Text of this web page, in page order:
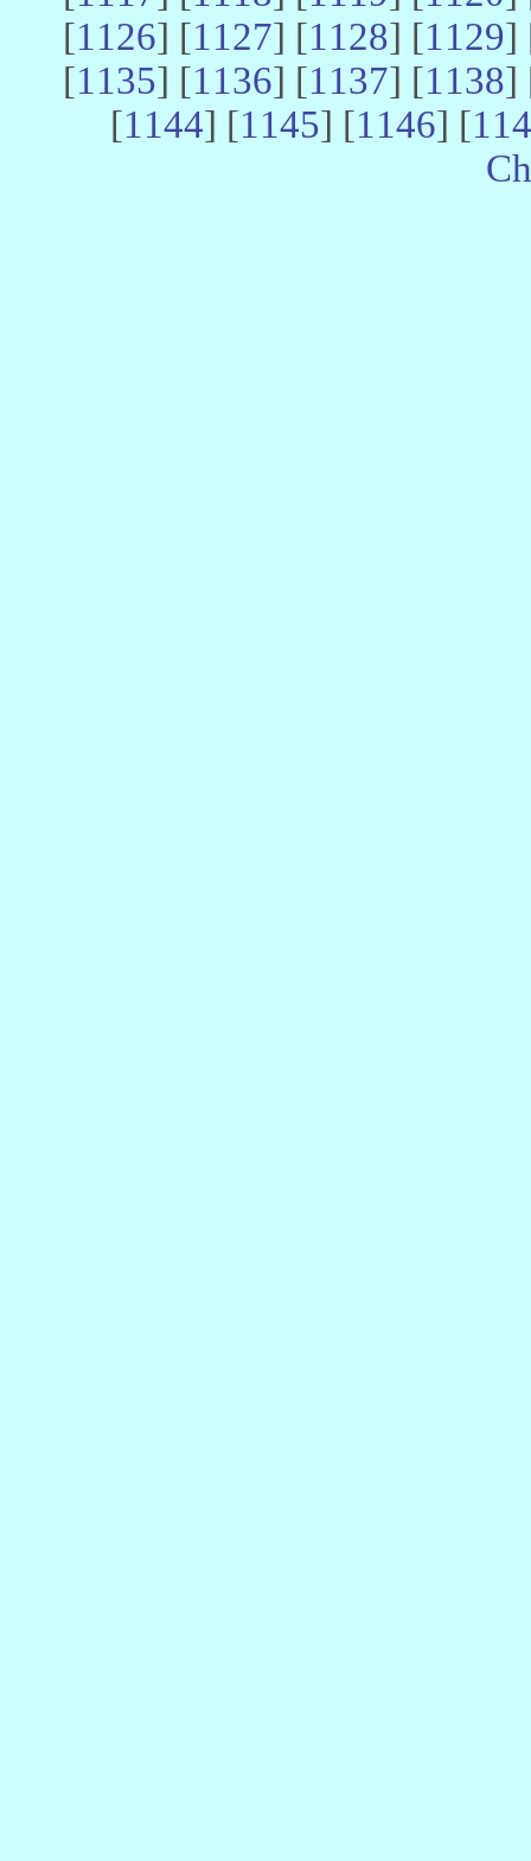
[1126] [1127] [1128] [1129]
[1135] [1136] [1137] [1138]
[1144] [1145] [1146] [